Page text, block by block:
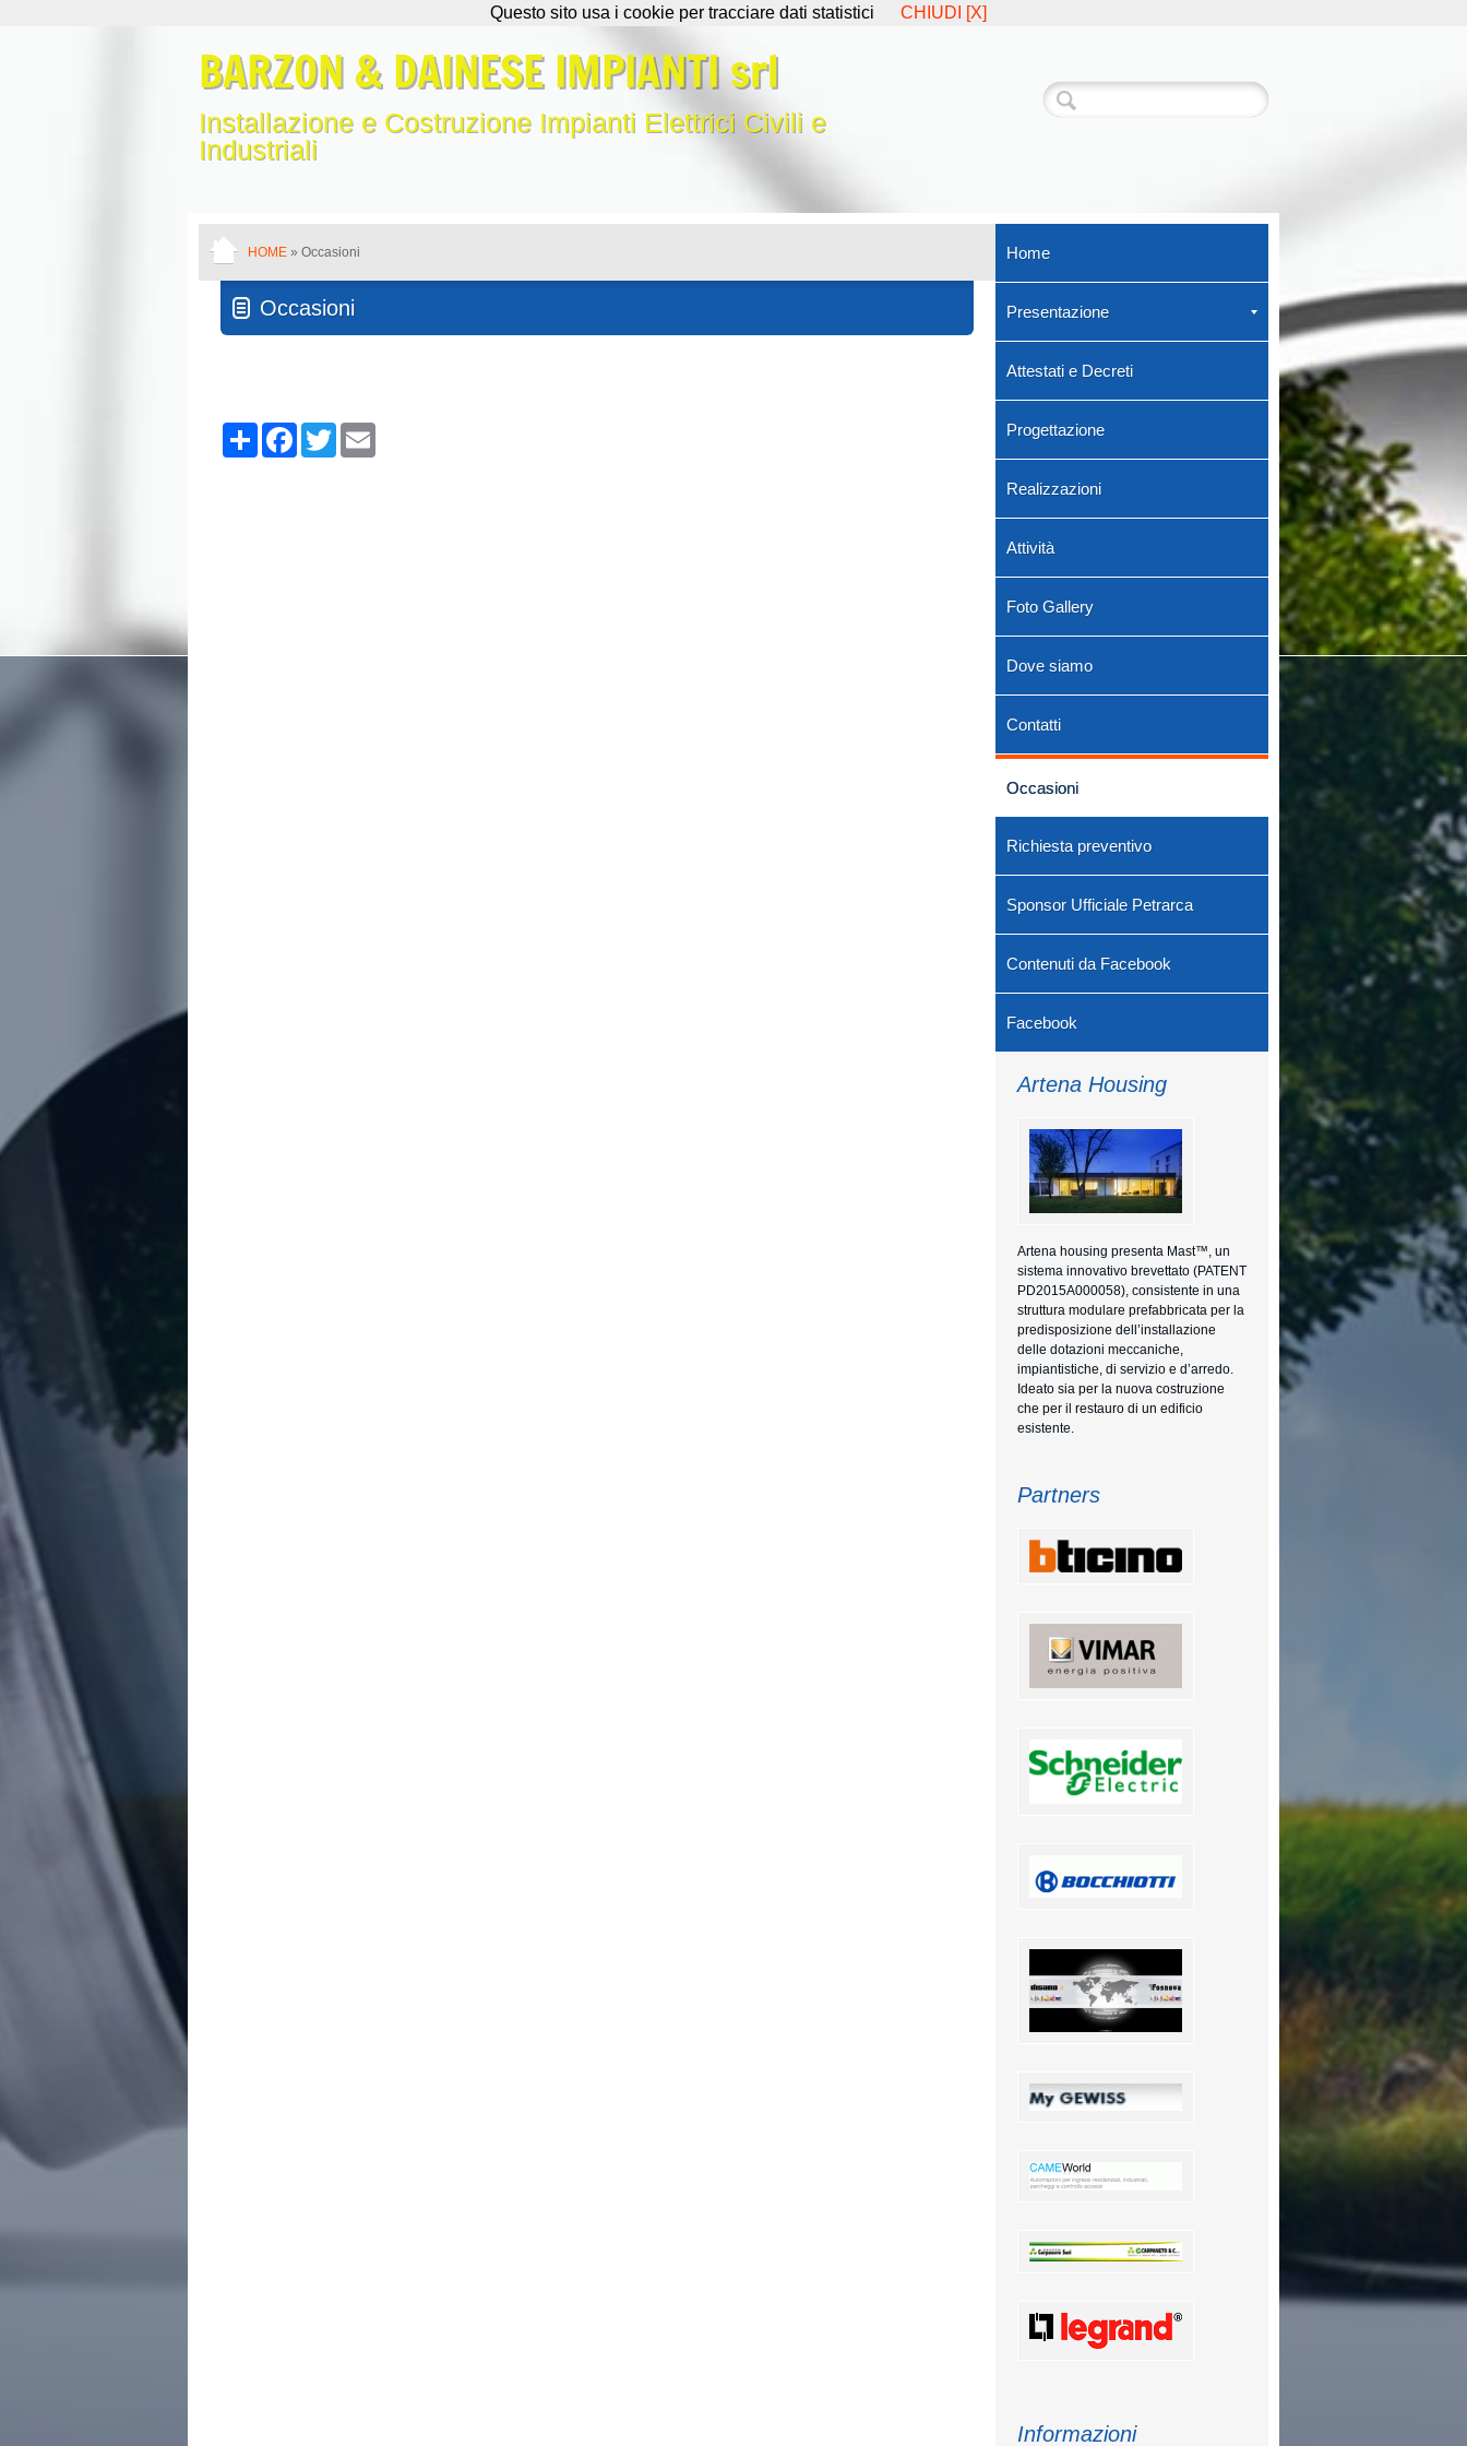
BARZON & DAINESE IMPIANTI srl
Installazione e Costruzione Impianti Elettrici Civili e
Industriali
HOME » Occasioni
Occasioni
Share FacebookTwitter
Home
Presentazione
Attestati e Decreti
Progettazione
Realizzazioni
Attività
Foto Gallery
Dove siamo
Contatti
Occasioni
Richiesta preventivo
Sponsor Ufficiale Petrarca
Contenuti da Facebook
Facebook
Artena Housing
Artena housing presenta Mast™, un
sistema innovativo brevettato (PATENT
PD2015A000058), consistente in una
struttura modulare prefabbricata per la
predisposizione dell’installazione
delle dotazioni meccaniche,
impiantistiche, di servizio e d’arredo.
Ideato sia per la nuova costruzione
che per il restauro di un edificio
esistente.
Partners
Informazioni
Questo sito usa i cookie per tracciare dati statistici CHIUDI [X]